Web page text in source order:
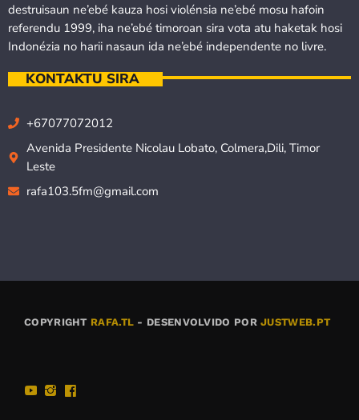
destruisaun ne’ebé kauza hosi violénsia ne’ebé mosu hafoin
referendu 1999, iha ne’ebé timoroan sira vota atu haketak hosi
Indonézia no harii nasaun ida ne’ebé independente no livre.
KONTAKTU SIRA
+67077072012
Avenida Presidente Nicolau Lobato, Colmera,Dili, Timor
Leste
rafa103.5fm@gmail.com
COPYRIGHT RAFA.TL - DESENVOLVIDO PORJUSTWEB.PT